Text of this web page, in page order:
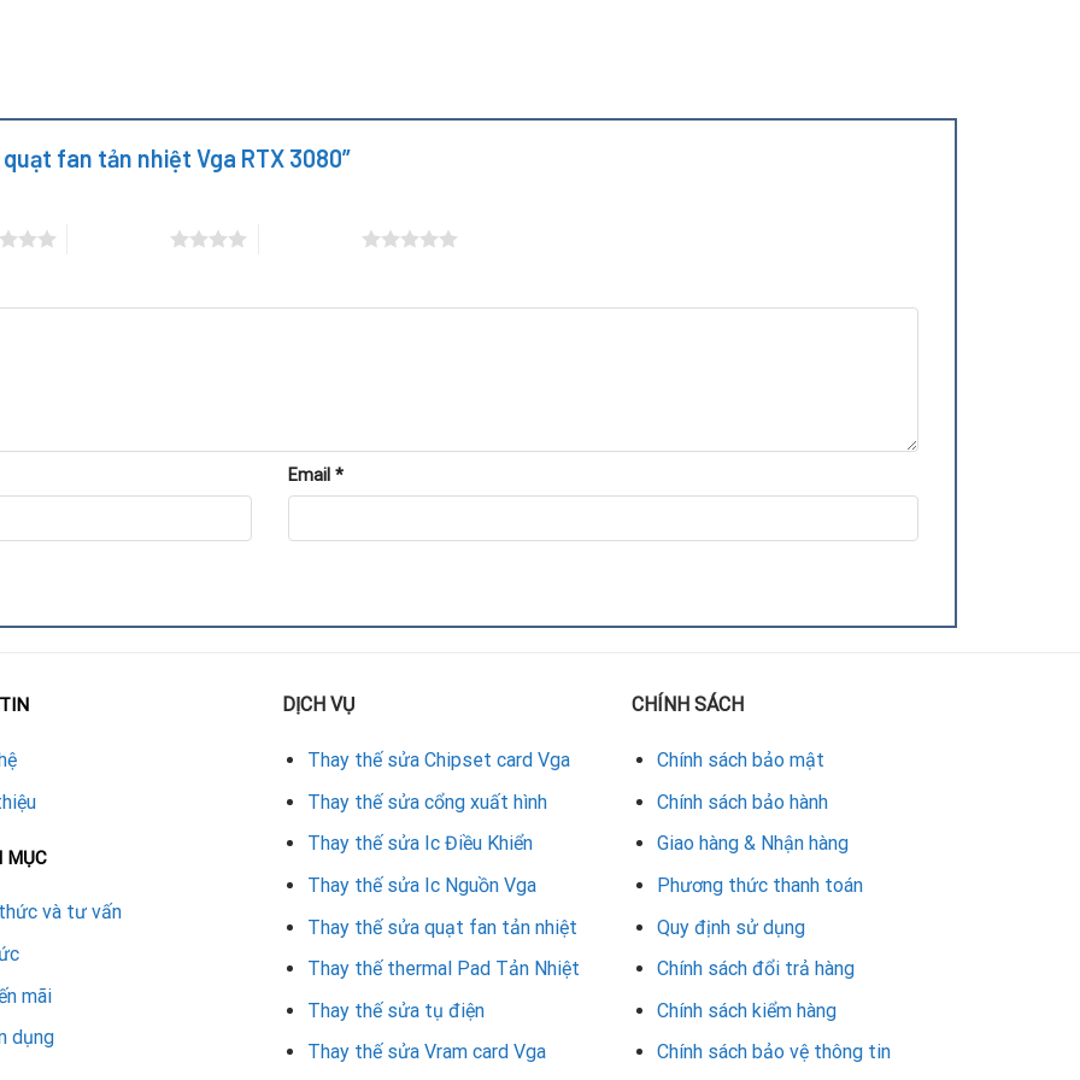
khi xuất hiện những dấu hiệu sau:
nhòe, giật lag.
VGA RTX 3080
GIÁ THAM KHẢO (VNĐ)
BẢO HÀNH
350.000 – 450.000
1 – 3 tháng
600.000 – 750.000
3 tháng
850.000 – 1.100.000
3 – 6 tháng
150.000 – 250.000
Không bảo hành
fan tản nhiệt Vga RTX 3080”
Email *
MỤC
và tư vấn
mãi
dụng
DỊCH VỤ
Thay thế sửa Chipset card Vga
Thay thế sửa cổng xuất hình
Thay thế sửa Ic Điều Khiển
Thay thế sửa Ic Nguồn Vga
Thay thế sửa quạt fan tản nhiệt
Thay thế thermal Pad Tản Nhiệt
Thay thế sửa tụ điện
Thay thế sửa Vram card Vga
CHÍNH SÁCH
Chính sách bảo mật
Chính sách bảo hành
Giao hàng & Nhận hàng
Phương thức thanh toán
Quy định sử dụng
Chính sách đổi trả hàng
Chính sách kiểm hàng
Chính sách bảo vệ thông tin